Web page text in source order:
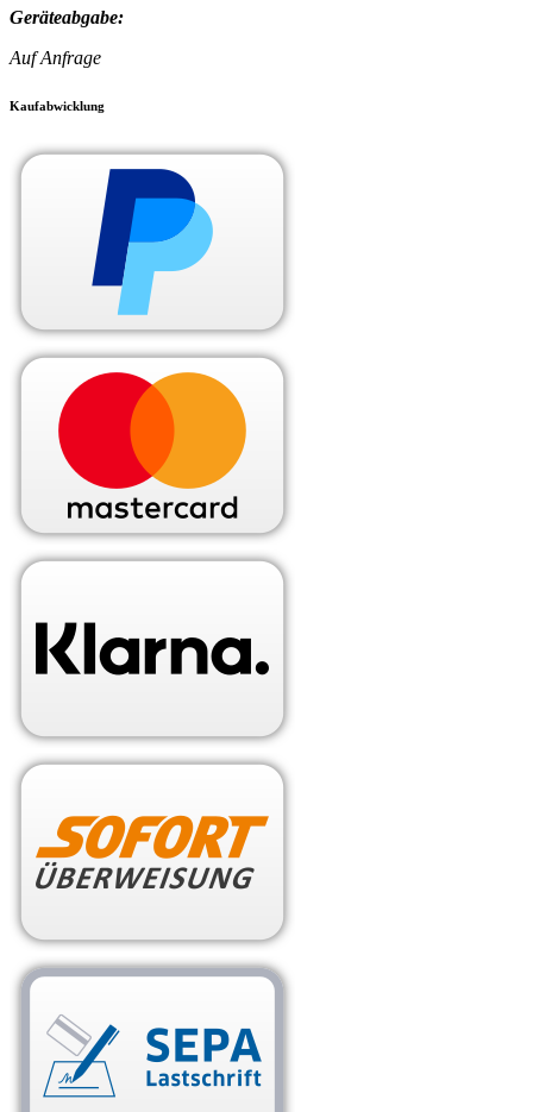
Geräteabgabe:
Auf Anfrage
Kaufabwicklung